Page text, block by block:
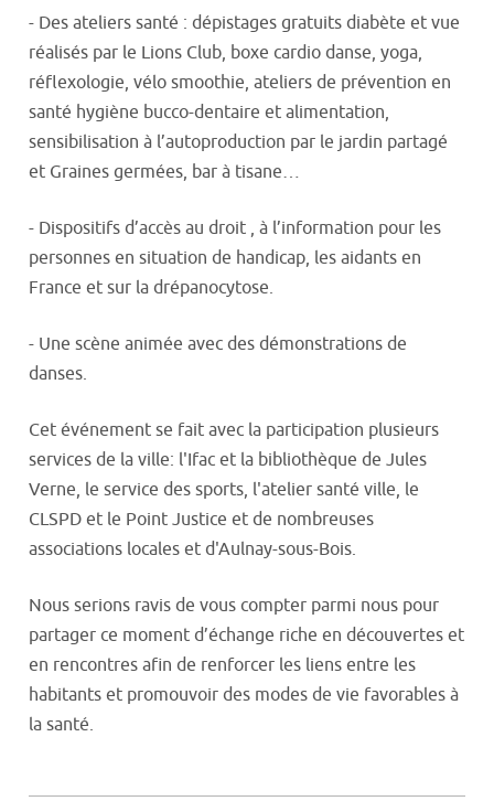
- Des ateliers santé : dépistages gratuits diabète et vue
réalisés par le Lions Club, boxe cardio danse, yoga,
réflexologie, vélo smoothie, ateliers de prévention en
santé hygiène bucco-dentaire et alimentation,
sensibilisation à l’autoproduction par le jardin partagé
et Graines germées, bar à tisane…
- Dispositifs d’accès au droit , à l’information pour les
personnes en situation de handicap, les aidants en
France et sur la drépanocytose.
- Une scène animée avec des démonstrations de
danses.
Cet événement se fait avec la participation plusieurs
services de la ville: l'Ifac et la bibliothèque de Jules
Verne, le service des sports, l'atelier santé ville, le
CLSPD et le Point Justice et de nombreuses
associations locales et d'Aulnay-sous-Bois.
Nous serions ravis de vous compter parmi nous pour
partager ce moment d’échange riche en découvertes et
en rencontres afin de renforcer les liens entre les
habitants et promouvoir des modes de vie favorables à
la santé.